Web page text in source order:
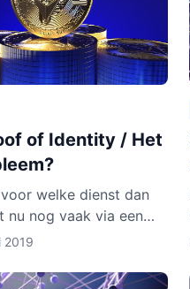
of Identity / Het
welke dienst dan
nu nog vaak via een
overheid, of via onze
ge
2019